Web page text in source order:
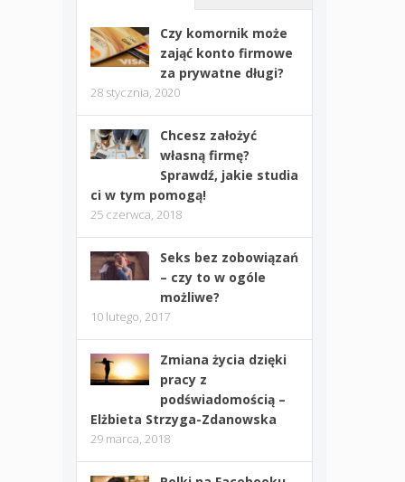
Czy komornik może
zająć konto firmowe
za prywatne długi?
28 stycznia, 2020
Chcesz założyć
własną firmę?
Sprawdź, jakie studia
ci w tym pomogą!
25 czerwca, 2018
Seks bez zobowiązań
– czy to w ogóle
możliwe?
10 lutego, 2017
Zmiana życia dzięki
pracy z
podświadomością –
Elżbieta Strzyga-Zdanowska
29 marca, 2018